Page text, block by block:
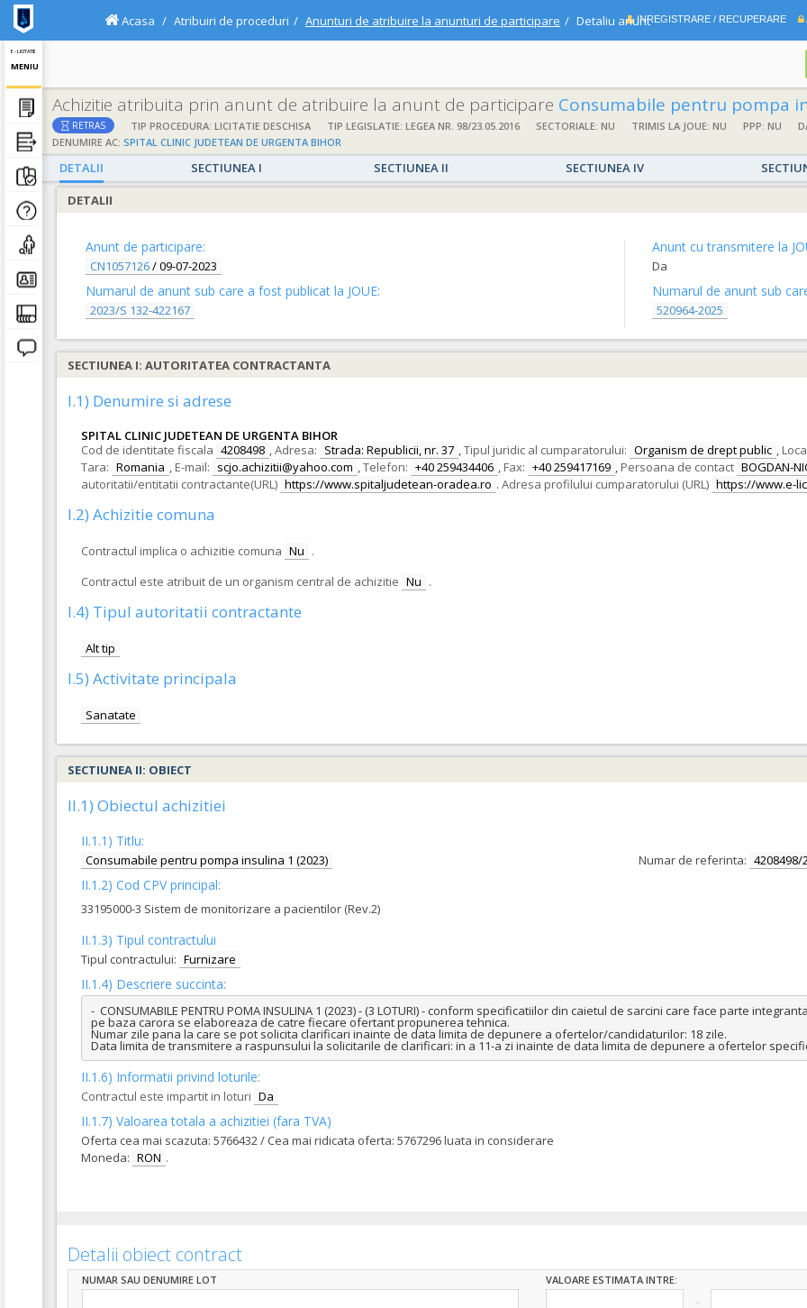
E - LICITATIE
MENIU
INREGISTRARE / RECUPERARE
Acasa Atribuiri de proceduri Anunturi de atribuire la anunturi de participare Detaliu anunt
Achizitie atribuita prin anunt de atribuire la anunt de participare Consumabile pentru pompa
RETRAS TIP PROCEDURA: LICITATIE DESCHISA TIP LEGISLATIE: LEGEA NR. 98/23.05.2016 SECTORIALE: NU TRIMIS LA JOUE: NU PPP: NU
DENUMIRE AC: SPITAL CLINIC JUDETEAN DE URGENTA BIHOR
DETALII SECTIUNEA I SECTIUNEA II SECTIUNEA IV
DETALII
Anunt de participare:
CN1057126/09-07-2023
Numarul de anunt sub care a fost publicat la JOUE:
2023/S 132-422167
Anunt cu transmitere la
Da
Numarul de anunt sub
520964-2025
SECTIUNEA I: AUTORITATEA CONTRACTANTA
I.1) Denumire si adrese
SPITAL CLINIC JUDETEAN DE URGENTA BIHOR
Cod de identitate fiscala 4208498 ,Adresa: Strada: Republicii, nr. 37 ,Tipul juridic al cumparatorului: Organism de drept public ,
Tara: Romania , E-mail: scjo.achizitii@yahoo.com ,Telefon: +40 259434406 , Fax: +40 259417169 , Persoana de contact BOGDAN-
autoritatii/entitatii contractante(URL) https://www.spitaljudetean-oradea.ro . Adresa profilului cumparatorului (URL) https://www.e-
I.2) Achizitie comuna
Contractul implica o achizitie comuna Nu .
Contractul este atribuit de un organism central de achizitie Nu .
I.4) Tipul autoritatii contractante
Alt tip
I.5) Activitate principala
Sanatate
SECTIUNEA II: OBIECT
II.1) Obiectul achizitiei
II.1.1) Titlu:
Consumabile pentru pompa insulina 1 (2023) Numar de referinta: 4208498/
II.1.2) Cod CPV principal:
33195000-3 Sistem de monitorizare a pacientilor (Rev.2)
II.1.3) Tipul contractului
Tipul contractului: Furnizare
II.1.4) Descriere succinta:
-  CONSUMABILE PENTRU POMA INSULINA 1 (2023) - (3 LOTURI) - conform specificatiilor din caietul de sarcini care face parte
pe baza carora se elaboreaza de catre fiecare ofertant propunerea tehnica.
Numar zile pana la care se pot solicita clarificari inainte de data limita de depunere a ofertelor/candidaturilor: 18 zile.
Data limita de transmitere a raspunsului la solicitarile de clarificari: in a 11-a zi inainte de data limita de depunere a ofertelor
II.1.6) Informatii privind loturile:
Contractul este impartit in loturi Da
II.1.7) Valoarea totala a achizitiei (fara TVA)
Oferta cea mai scazuta: 5766432 / Cea mai ridicata oferta: 5767296 luata in considerare
Moneda: RON .
Detalii obiect contract
NUMAR SAU DENUMIRE LOT VALOARE ESTIMATA INTRE: